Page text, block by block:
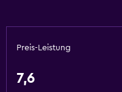
Preis-Leistung
7,6